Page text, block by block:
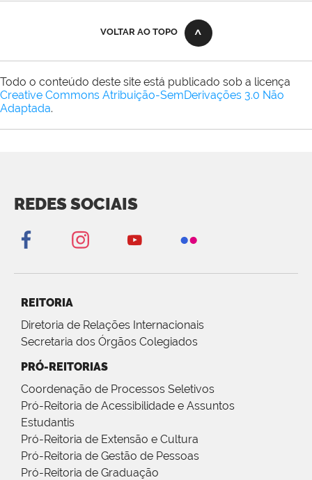
VOLTAR AO TOPO
Todo o conteúdo deste site está publicado sob a licença
Creative Commons Atribuição-SemDerivações 3.0 Não
Adaptada.
REDES SOCIAIS
REITORIA
Diretoria de Relações Internacionais
Secretaria dos Órgãos Colegiados
PRÓ-REITORIAS
Coordenação de Processos Seletivos
Pró-Reitoria de Acessibilidade e Assuntos
Estudantis
Pró-Reitoria de Extensão e Cultura
Pró-Reitoria de Gestão de Pessoas
Pró-Reitoria de Graduação